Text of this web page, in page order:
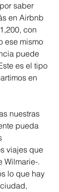
saber
en Airbnb
con
ese mismo
puede
es el tipo
en
nuestras
pueda
viajes que
Wilmarie-.
lo que hay